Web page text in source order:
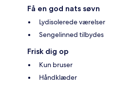
Få en god nats søvn
Lydisolerede værelser
Sengelinned tilbydes
Frisk dig op
Kun bruser
Håndklæder